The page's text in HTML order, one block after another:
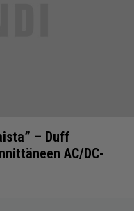
– Duff
AC/DC-